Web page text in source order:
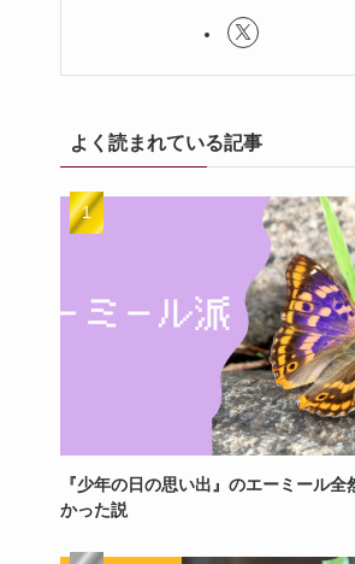
よく読まれている記事
『少年の日の思い出』のエーミール全
かった説